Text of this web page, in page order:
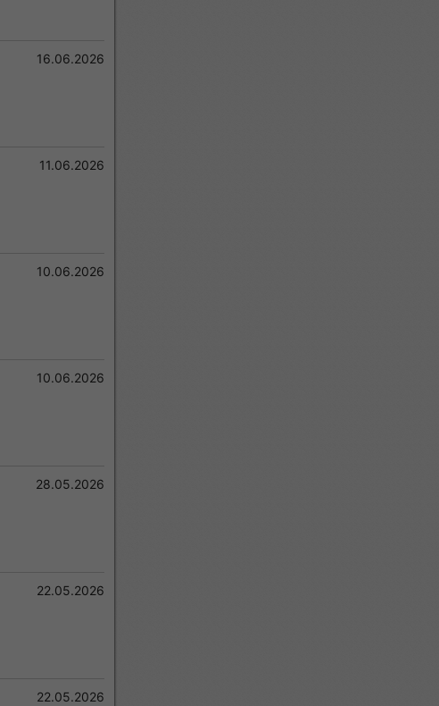
16.06.2026
11.06.2026
10.06.2026
10.06.2026
28.05.2026
22.05.2026
22.05.2026